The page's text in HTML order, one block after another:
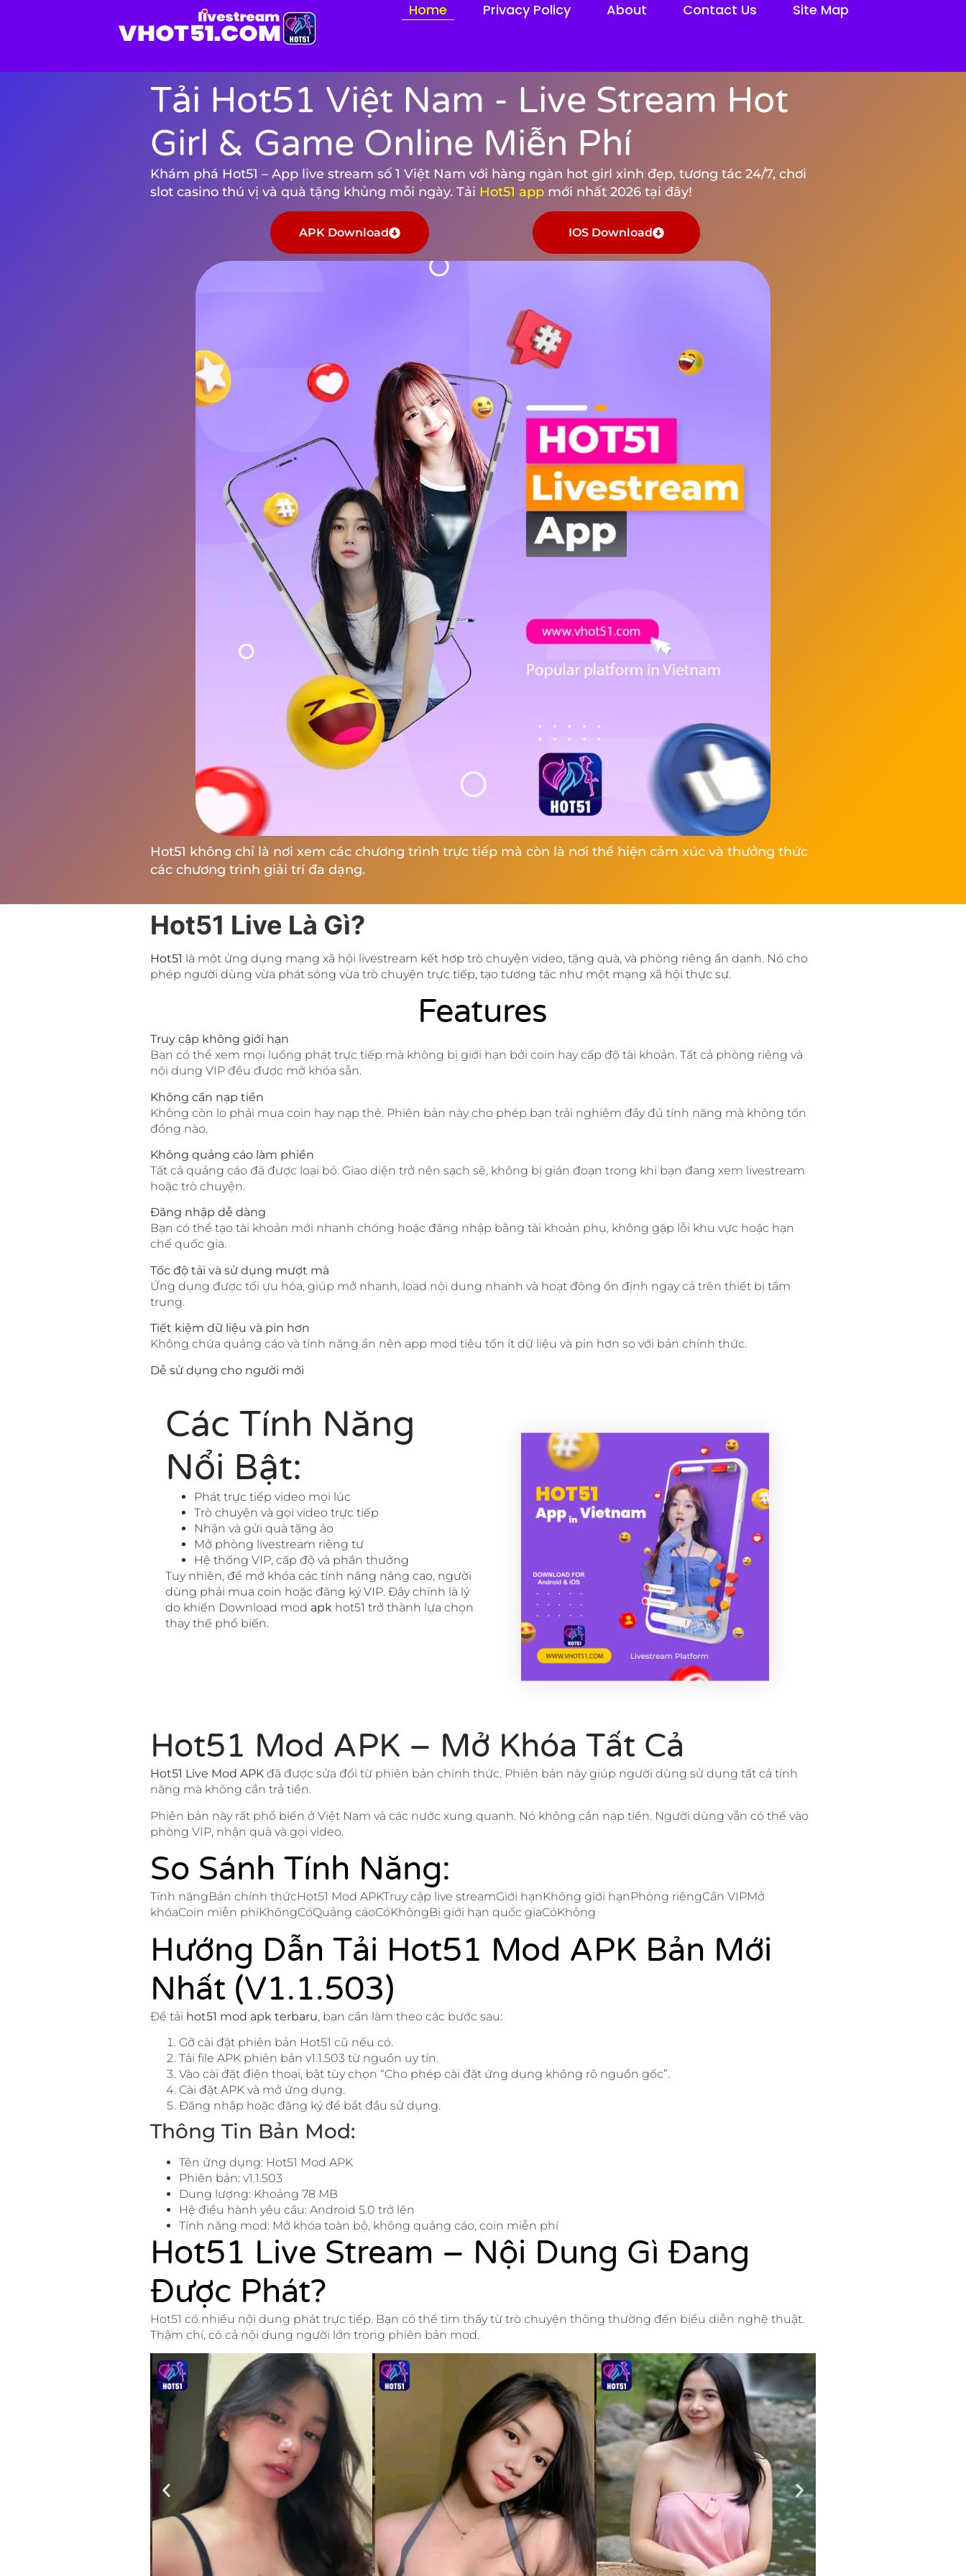
Home Privacy Policy About Contact Us Site Map
Tải Hot51 Việt Nam - Live Stream Hot
Girl & Game Online Miễn Phí
Khám phá Hot51 – App live stream số 1 Việt Nam với hàng ngàn hot girl xinh đẹp, tương tác 24/7, chơi
slot casino thú vị và quà tặng khủng mỗi ngày. Tải Hot51 appmới nhất 2026 tại đây!
APK Download IOS Download
Hot51 không chỉ là nơi xem các chương trình trực tiếp mà còn là nơi thể hiện cảm xúc và thưởng thức
các chương trình giải trí đa dạng.
Hot51 Live Là Gì?
Hot51 là một ứng dụng mạng xã hội livestream kết hợp trò chuyện video, tặng quà, và phòng riêng ẩn danh. Nó cho
phép người dùng vừa phát sóng vừa trò chuyện trực tiếp, tạo tương tác như một mạng xã hội thực sự.
Features
Truy cập không giới hạn
Bạn có thể xem mọi luồng phát trực tiếp mà không bị giới hạn bởi coin hay cấp độ tài khoản. Tất cả phòng riêng và
nội dung VIP đều được mở khóa sẵn.
Không cần nạp tiền
Không còn lo phải mua coin hay nạp thẻ. Phiên bản này cho phép bạn trải nghiệm đầy đủ tính năng mà không tốn
đồng nào.
Không quảng cáo làm phiền
Tất cả quảng cáo đã được loại bỏ. Giao diện trở nên sạch sẽ, không bị gián đoạn trong khi bạn đang xem livestream
hoặc trò chuyện.
Đăng nhập dễ dàng
Bạn có thể tạo tài khoản mới nhanh chóng hoặc đăng nhập bằng tài khoản phụ, không gặp lỗi khu vực hoặc hạn
chế quốc gia.
Tốc độ tải và sử dụng mượt mà
Ứng dụng được tối ưu hóa, giúp mở nhanh, load nội dung nhanh và hoạt động ổn định ngay cả trên thiết bị tầm
trung.
Tiết kiệm dữ liệu và pin hơn
Không chứa quảng cáo và tính năng ẩn nên app mod tiêu tốn ít dữ liệu và pin hơn so với bản chính thức.
Dễ sử dụng cho người mới
Các Tính Năng
Nổi Bật:
Phát trực tiếp video mọi lúc
Trò chuyện và gọi video trực tiếp
Nhận và gửi quà tặng ảo
Mở phòng livestream riêng tư
Hệ thống VIP, cấp độ và phần thưởng
Tuy nhiên, để mở khóa các tính năng nâng cao, người
dùng phải mua coin hoặc đăng ký VIP. Đây chính là lý
do khiến Download mod apk hot51 trở thành lựa chọn
thay thế phổ biến.
Hot51 Mod APK – Mở Khóa Tất Cả
Hot51 Live Mod APK đã được sửa đổi từ phiên bản chính thức. Phiên bản này giúp người dùng sử dụng tất cả tính
năng mà không cần trả tiền.
Phiên bản này rất phổ biến ở Việt Nam và các nước xung quanh. Nó không cần nạp tiền. Người dùng vẫn có thể vào
phòng VIP, nhận quà và gọi video.
So Sánh Tính Năng:
Tính năngBản chính thứcHot51 Mod APKTruy cập live streamGiới hạnKhông giới hạnPhòng riêngCần VIPMở
khóaCoin miễn phíKhôngCóQuảng cáoCóKhôngBị giới hạn quốc giaCóKhông
Hướng Dẫn Tải Hot51 Mod APK Bản Mới
Nhất (v1.1.503)
Để tải hot51 mod apk terbaru, bạn cần làm theo các bước sau:
Gỡ cài đặt phiên bản Hot51 cũ nếu có.
Tải file APK phiên bản v1.1.503 từ nguồn uy tín.
Vào cài đặt điện thoại, bật tùy chọn “Cho phép cài đặt ứng dụng không rõ nguồn gốc”.
Cài đặt APK và mở ứng dụng.
Đăng nhập hoặc đăng ký để bắt đầu sử dụng.
Thông Tin Bản Mod:
Tên ứng dụng: Hot51 Mod APK
Phiên bản: v1.1.503
Dung lượng: Khoảng 78 MB
Hệ điều hành yêu cầu: Android 5.0 trở lên
Tính năng mod: Mở khóa toàn bộ, không quảng cáo, coin miễn phí
Hot51 Live Stream – Nội Dung Gì Đang
Được Phát?
Hot51 có nhiều nội dung phát trực tiếp. Bạn có thể tìm thấy từ trò chuyện thông thường đến biểu diễn nghệ thuật.
Thậm chí, có cả nội dung người lớn trong phiên bản mod.